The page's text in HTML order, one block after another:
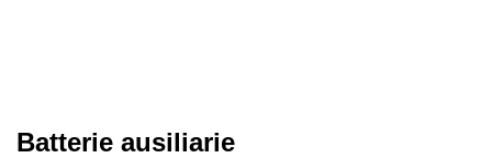
Batterie ausiliarie